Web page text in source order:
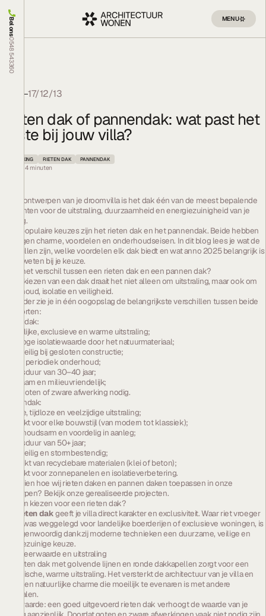
Bel ons
0548 543360
MENU
17/12/13
Rieten dak of pannendak: wat past het
beste bij jouw villa?
AFWERKING RIETEN DAK PANNENDAK
4 minuten
Bij het ontwerpen van je droomvilla is het dak één van de meest bepalende
elementen voor de uitstraling, duurzaamheid en energiezuinigheid van je
woning.
Twee populaire keuzes zijn het rieten dak en het pannendak. Beide hebben
hun eigen charme, voordelen en onderhoudseisen. In dit blog lees je wat de
verschillen zijn, welke voordelen elk dak biedt en wat anno 2025 belangrijk is
om te weten bij je keuze.
Wat is het verschil tussen een rieten dak en een pannen dak?
Bij het kiezen van een dak draait het niet alleen om uitstraling, maar ook om
onderhoud, isolatie en veiligheid.
Hieronder zie je in één oogopslag de belangrijkste verschillen tussen beide
daksoorten:
Rieten dak:
Natuurlijke, exclusieve en warme uitstraling;
Zeer hoge isolatiewaarde door het natuurmateriaal;
Brandveilig bij gesloten constructie;
Vereist periodiek onderhoud;
Levensduur van 30–40 jaar;
Duurzaam en milieuvriendelijk;
Geen goten of zware afwerking nodig.
Pannendak:
Strakke, tijdloze en veelzijdige uitstraling;
Geschikt voor elke bouwstijl (van modern tot klassiek);
Onderhoudsarm en voordelig in aanleg;
Levensduur van 50+ jaar;
Brandveilig en stormbestendig;
Gemaakt van recyclebare materialen (klei of beton);
Geschikt voor zonnepanelen en isolatieverbetering.
Wil je zien hoe wij rieten daken en pannen daken toepassen in onze
ontwerpen? Bekijk onzegerealiseerde projecten.
Waarom kiezen voor een rieten dak?
rieten dakgeeft je villa direct karakter en exclusiviteit. Waar riet vroeger
vooral was weggelegd voor landelijke boerderijen of exclusieve woningen, is
het tegenwoordig dankzij moderne technieken een duurzame, veilige en
energiezuinige keuze.
1. De meerwaarde en uitstraling
Een rieten dak met golvende lijnen en ronde dakkapellen zorgt voor een
romantische, warme uitstraling. Het versterkt de architectuur van je villa en
geeft een natuurlijke charme die moeilijk te evenaren is met andere
materialen.
Meerwaarde: een goed uitgevoerd rieten dak verhoogt de waarde van je